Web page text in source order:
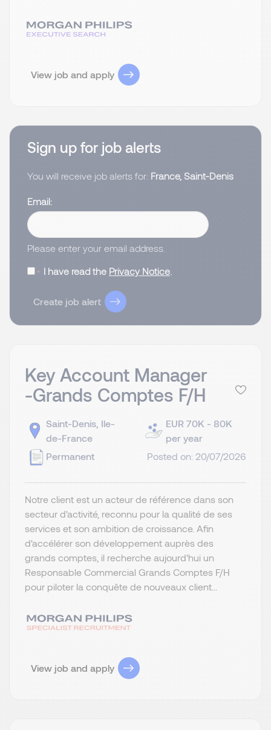
View job and apply
Sign up for job alerts
You will receive job alerts for: France, Saint-Denis
Email
Please enter your email address.
I have read the Privacy Notice.
Create job alert
Key Account Manager
-Grands Comptes F/H
Saint-Denis, Ile-
de-France
Permanent
EUR 70K - 80K
per year
Posted on: 20/07/2026
Notre client est un acteur de référence dans son
secteur d'activité, reconnu pour la qualité de ses
services et son ambition de croissance. Afin
d'accélérer son développement auprès des
grands comptes, il recherche aujourd'hui un
Responsable Commercial Grands Comptes F/H
pour piloter la conquête de nouveaux client...
View job and apply